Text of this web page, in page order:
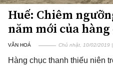
Huế: Chiêm
năm mới của
VĂN HOÁ Chủ nhật, 10/02/2019
Hàng chục thanh thiếu niên